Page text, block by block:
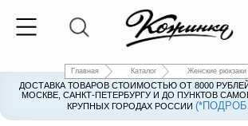
Главная Каталог Женские рюкзаки
ДОСТАВКА ТОВАРОВ СТОИМОСТЬЮ ОТ 8000
МОСКВЕ, САНКТ-ПЕТЕРБУРГУ И ДО ПУНКТОВ
КРУПНЫХ ГОРОДАХ РОССИИ
ДОСТАВКА ТОВАРОВ СТОИМОСТЬЮ ОТ 8000
МОСКВЕ, САНКТ-ПЕТЕРБУРГУ И ДО ПУНКТОВ
КРУПНЫХ ГОРОДАХ РОССИИ